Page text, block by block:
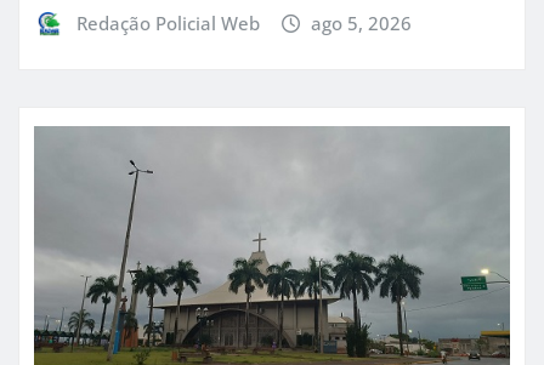
Redação Policial Web ago 5, 2026